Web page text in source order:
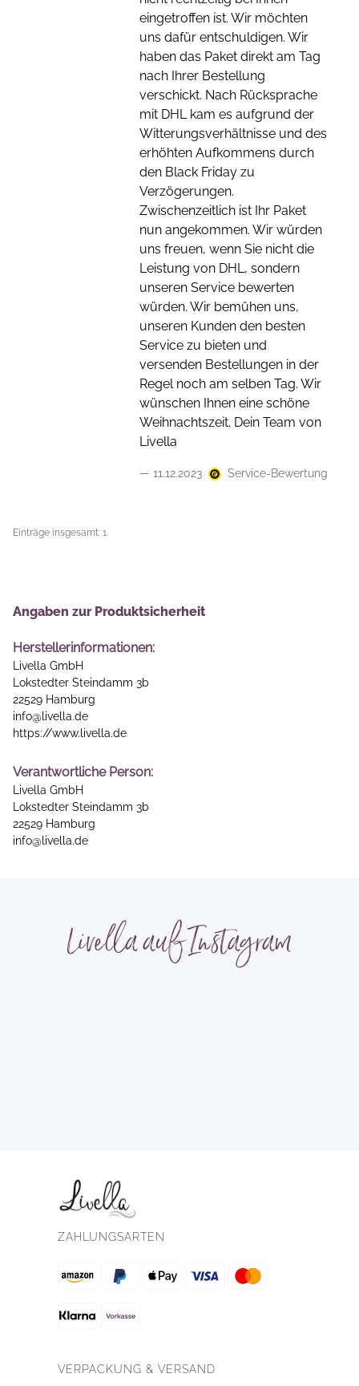
eingetroffen ist. Wir möchten
uns dafür entschuldigen. Wir
haben das Paket direkt am Tag
nach Ihrer Bestellung
verschickt. Nach Rücksprache
mit DHL kam es aufgrund der
Witterungsverhältnisse und des
erhöhten Aufkommens durch
den Black Friday zu
Verzögerungen.
Zwischenzeitlich ist Ihr Paket
nun angekommen. Wir würden
uns freuen, wenn Sie nicht die
Leistung von DHL, sondern
unseren Service bewerten
würden. Wir bemühen uns,
unseren Kunden den besten
Service zu bieten und
versenden Bestellungen in der
Regel noch am selben Tag. Wir
wünschen Ihnen eine schöne
Weihnachtszeit. Dein Team von
Livella
11.12.2023 Service-Bewertung
Einträge insgesamt: 1
Angaben zur Produktsicherheit
Herstellerinformationen:
Livella GmbH
Lokstedter Steindamm 3b
22529 Hamburg
info@livella.de
https://www.livella.de
Verantwortliche Person:
Livella GmbH
Lokstedter Steindamm 3b
22529 Hamburg
info@livella.de
Livella auf Instagram
ZAHLUNGSARTEN
VERPACKUNG & VERSAND